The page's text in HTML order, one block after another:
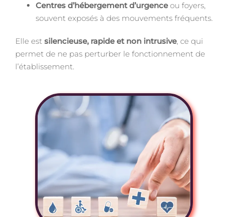
Centres d’hébergement d’urgence ou foyers,
souvent exposés à des mouvements fréquents.
Elle est silencieuse, rapide et non intrusive, ce qui
permet de ne pas perturber le fonctionnement de
l’établissement.